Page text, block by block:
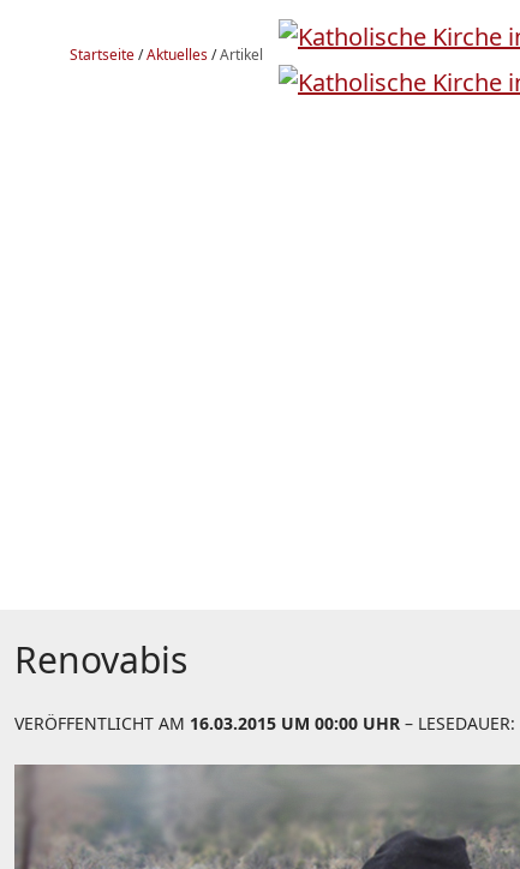
Startseite/Aktuelles/Artikel
Renovabis
VERÖFFENTLICHT AM 16.03.2015 UM 00:00 UHR – LESEDAUER: